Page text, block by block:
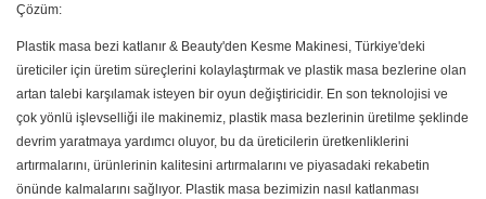
Çözüm:
Plastik masa bezi katlanır & Beauty'den Kesme Makinesi, Türkiye'deki
üreticiler için üretim süreçlerini kolaylaştırmak ve plastik masa bezlerine olan
artan talebi karşılamak isteyen bir oyun değiştiricidir. En son teknolojisi ve
çok yönlü işlevselliği ile makinemiz, plastik masa bezlerinin üretilme şeklinde
devrim yaratmaya yardımcı oluyor, bu da üreticilerin üretkenliklerini
artırmalarını, ürünlerinin kalitesini artırmalarını ve piyasadaki rekabetin
önünde kalmalarını sağlıyor. Plastik masa bezimizin nasıl katlanması